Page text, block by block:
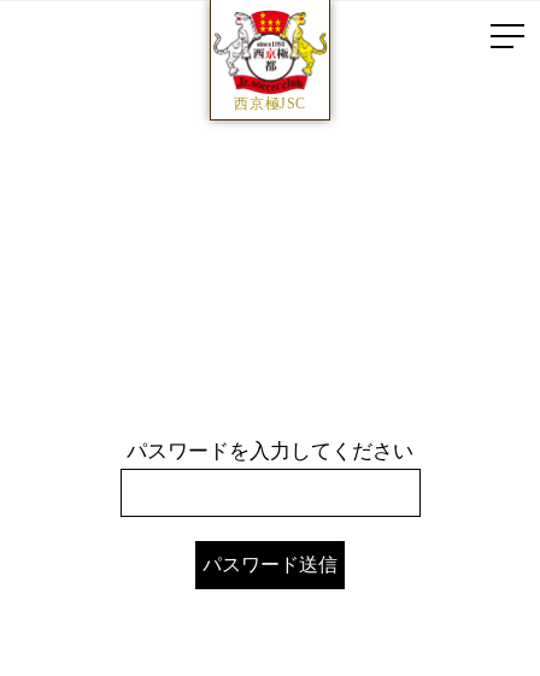
西京極JSC
パスワードを入力してください